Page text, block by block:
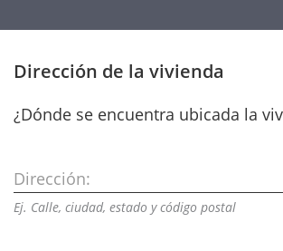
Dirección de la vivienda
¿Dónde se encuentra ubicada la
Dirección:
Ej. Calle, ciudad, estado y código postal